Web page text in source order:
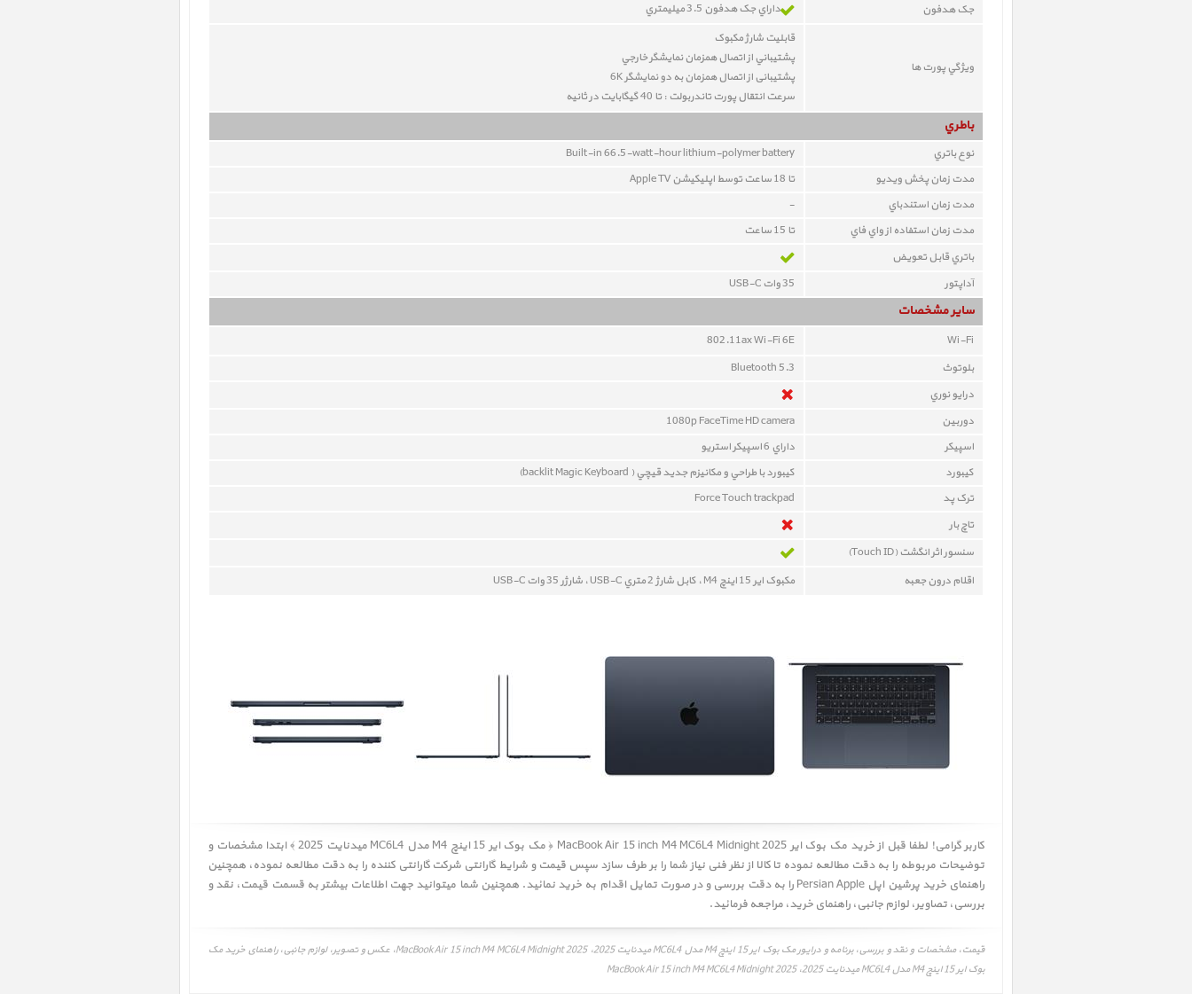
جک هدفون
داراي جک هدفون 3.5 ميليمتري
ويژگي پورت ها
قابليت شارژ مکبوک
پشتيباني از اتصال همزمان نمايشگر خارجي
پشتیبانی از اتصال همزمان به دو نمایشگر 6K
سرعت انتقال پورت تاندربولت : تا 40 گيگابايت در ثانيه
باطري
نوع باتري
Built-in 66.5-watt-hour lithium-polymer battery
مدت زمان پخش ويديو
تا 18 ساعت توسط اپليکيشن Apple TV
مدت زمان استندباي
-
مدت زمان استفاده از واي فاي
تا 15 ساعت
باتري قابل تعويض
آداپتور
35 وات USB-C
ساير مشخصات
Wi-Fi
802.11ax Wi-Fi 6E
بلوتوث
Bluetooth 5.3
درايو نوري
دوربين
1080p FaceTime HD camera
اسپيکر
داراي 6 اسپيکر استريو
کيبورد
کيبورد با طراحي و مکانيزم جديد قيچي ( backlit Magic Keyboard)
ترک پد
Force Touch trackpad
تاچ بار
سنسور اثر انگشت (Touch ID)
اقلام درون جعبه
مکبوک ایر 15 اینچ M4 ، کابل شارژ 2 متري ، شارژر 35 وات USB-C
کاربر گرامی! لطفا قبل از خرید مک بوک ایر MacBook Air 15 inch M4 MC6L4 Midnight 2025 ﴿ مک بوک ایر 15 اینچ M4 مدل MC6L4 میدنایت 2025 ﴾ ابتدا مشخصات و
توضیحات مربوطه را به دقت مطالعه نموده تا کالا از نظر فنی نیاز شما را بر طرف سازد سپس قیمت و شرایط گارانتی شرکت گارانتی کننده را به دقت مطالعه نموده، همچنین
راهنمای خرید پرشین اپل Persian Apple را به دقت بررسی و در صورت تمایل اقدام به خرید نمائید. همچنین شما میتوانید جهت اطلاعات بیشتر به قسمت
قیمت، نقد و
بررسی، تصاویر، لوازم جانبی، راهنمای خرید، مراجعه فرمائید.
قیمت، مشخصات و نقد و بررسی، برنامه و درایور مک بوک ایر 15 اینچ M4 مدل MC6L4 میدنایت 2025، MacBook Air 15 inch M4 MC6L4 Midnight 2025، عکس و تصویر، لوازم جانبی، راهنمای خرید مک
بوک ایر 15 اینچ M4 مدل MC6L4 میدنایت 2025، MacBook Air 15 inch M4 MC6L4 Midnight 2025